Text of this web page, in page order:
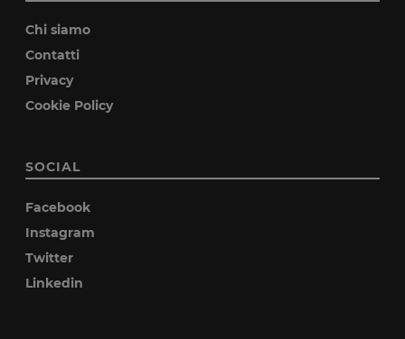
Chi siamo
Contatti
Privacy
Cookie Policy
SOCIAL
Facebook
Instagram
Twitter
Linkedin